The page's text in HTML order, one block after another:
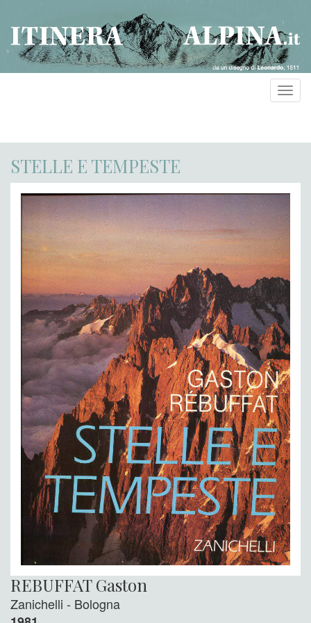
STELLE E TEMPESTE
REBUFFAT Gaston
Zanichelli - Bologna